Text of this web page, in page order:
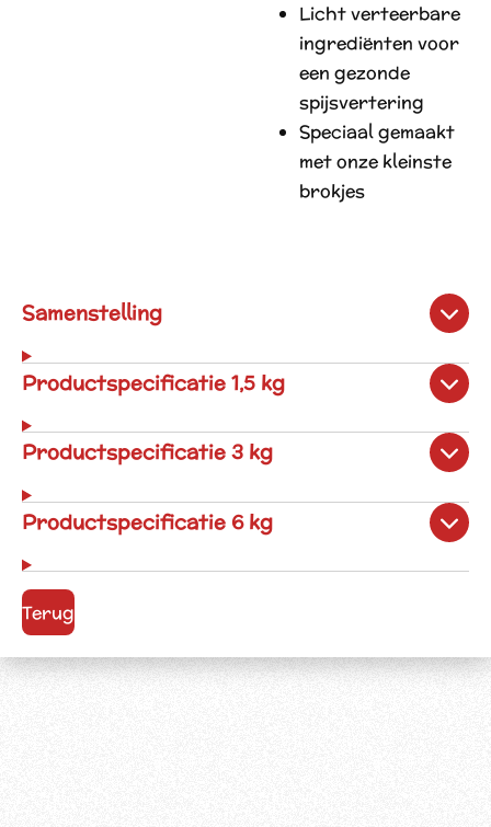
Licht verteerbare
ingrediënten voor
een gezonde
spijsvertering
Speciaal gemaakt
met onze kleinste
brokjes
Samenstelling
Productspecificatie 1,5 kg
Productspecificatie 3 kg
Productspecificatie 6 kg
Terug